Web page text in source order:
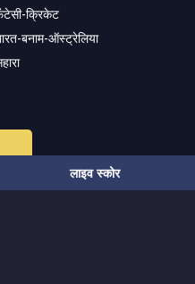
लाइव स्कोर
क्रिकेट
बनाम-ऑस्ट्रेलिया